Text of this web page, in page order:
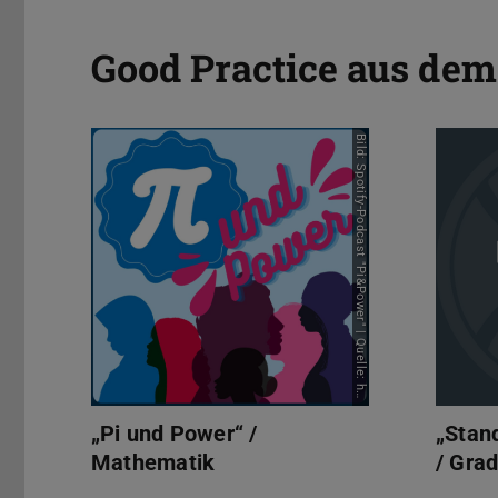
Good Practice aus
t
0
„Pi und Power“ /
Mathematik
"Pi und Power" / Mathematik
/